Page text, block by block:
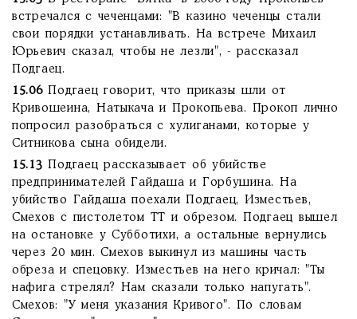
встречался с чеченцами: "В казино чеченцы стали
свои порядки устанавливать. На встрече Михаил
Юрьевич сказал, чтобы не лезли", - рассказал
Подгаец.
15.06Подгаец говорит, что приказы шли от
Кривошеина, Натыкача и Прокопьева. Прокоп лично
попросил разобраться с хулиганами, которые у
Ситникова сына обидели.
15.13Подгаец рассказывает об убийстве
предпринимателей Гайдаша и Горбушина. На
убийство Гайдаша поехали Подгаец, Изместьев,
Смехов с пистолетом ТТ и обрезом. Подгаец вышел
на остановке у Субботихи, а остальные вернулись
через 20 мин. Смехов выкинул из машины часть
обреза и спецовку. Изместьев на него кричал: "Ты
нафига стрелял? Нам сказали только напугать".
Смехов: "У меня указания Кривого". По словам